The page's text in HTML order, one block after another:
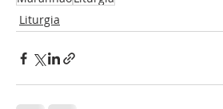
Liturgia